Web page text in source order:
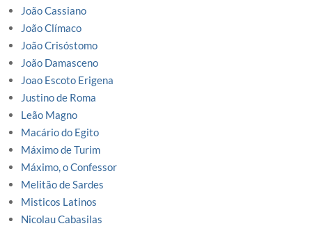
João Cassiano
João Clímaco
João Crisóstomo
João Damasceno
Joao Escoto Erigena
Justino de Roma
Leão Magno
Macário do Egito
Máximo de Turim
Máximo, o Confessor
Melitão de Sardes
Misticos Latinos
Nicolau Cabasilas